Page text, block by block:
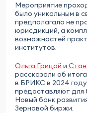
Мероприятие
было уникальным в
предполагало не
юрисдикций, а
возможностей
институтов.
Ольга Грицай и
рассказали об
в БРИКС в 2024
предоставляют
Новый банк
Зерновой биржи.